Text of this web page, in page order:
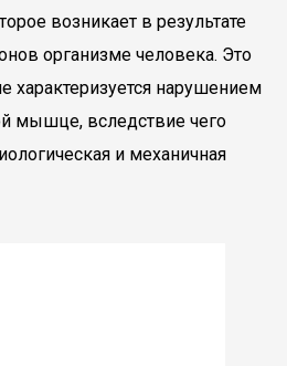
возникает в результате
организме человека. Это
характеризуется нарушением
мышце, вследствие чего
и механичная